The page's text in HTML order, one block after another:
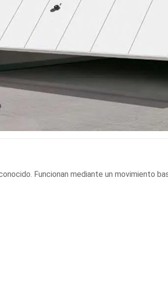
Funcionan mediante un movimiento